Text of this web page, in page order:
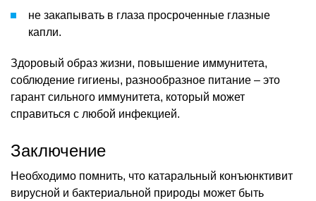
не закапывать в глаза просроченные глазные
капли.
Здоровый образ жизни, повышение иммунитета,
соблюдение гигиены, разнообразное питание – это
гарант сильного иммунитета, который может
справиться с любой инфекцией.
Заключение
Необходимо помнить, что катаральный конъюнктивит
вирусной и бактериальной природы может быть